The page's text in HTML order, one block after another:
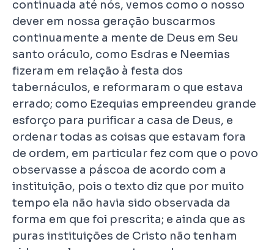
continuada até nós, vemos como o nosso
dever em nossa geração buscarmos
continuamente a mente de Deus em Seu
santo oráculo, como Esdras e Neemias
fizeram em relação à festa dos
tabernáculos, e reformaram o que estava
errado; como Ezequias empreendeu grande
esforço para purificar a casa de Deus, e
ordenar todas as coisas que estavam fora
de ordem, em particular fez com que o povo
observasse a páscoa de acordo com a
instituição, pois o texto diz que por muito
tempo ela não havia sido observada da
forma em que foi prescrita; e ainda que as
puras instituições de Cristo não tenham